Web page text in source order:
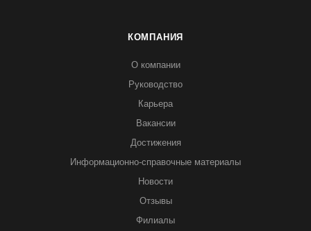
КОМПАНИЯ
О компании
Руководство
Карьера
Вакансии
Достижения
Информационно-справочные материалы
Новости
Отзывы
Филиалы